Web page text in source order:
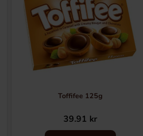
Toffifee 125g
39.91 kr